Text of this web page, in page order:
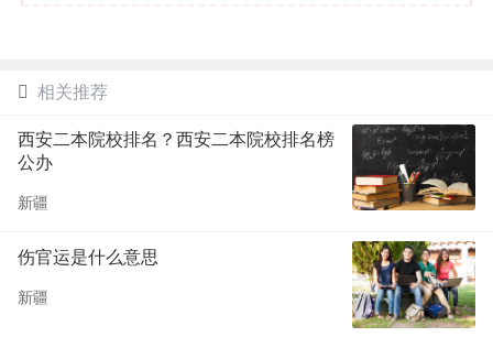
相关推荐
西安二本院校排名？西安二本院校排名榜
公办
新疆
伤官运是什么意思
新疆